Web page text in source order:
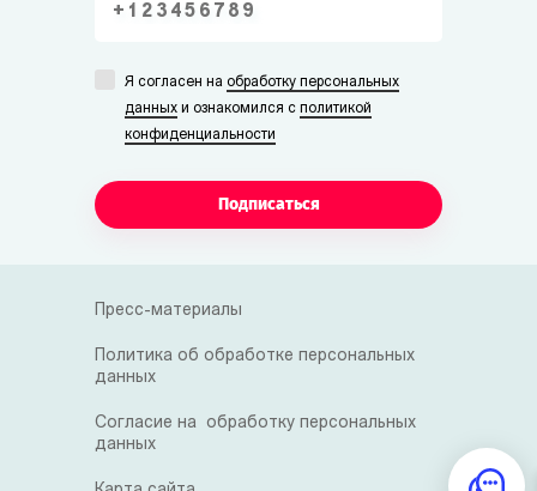
Я согласен на обработку персональных
данных и ознакомился с политикой
конфиденциальности
Подписаться
Пресс-материалы
Политика об обработке персональных
данных
Согласие на обработку персональных
данных